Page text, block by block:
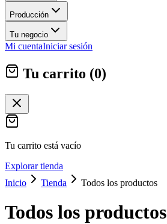
Producción
Tu negocio
Mi cuentaIniciar sesión
Tu carrito (0)
Tu carrito está vacío
Explorar tienda
Inicio
Tienda Todos los productos
Todos los productos